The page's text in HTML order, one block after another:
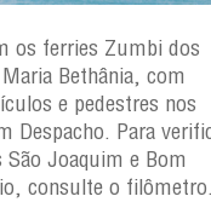
os ferries Zumbi dos
Bethânia, com
e pedestres nos
Despacho. Para
Joaquim e Bom
consulte o